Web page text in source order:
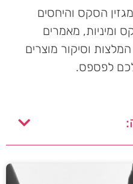
הסקס והיחסים
ומיניות, מאמרים
המלצות וסיקור מוצרים
לפספס.